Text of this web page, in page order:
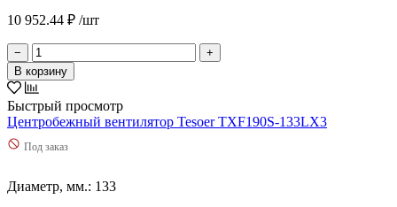
10 952.44 ₽ /шт
−
+
В корзину
Быстрый просмотр
Центробежный вентилятор Tesoer TXF190S-133LX3
Под заказ
Диаметр, мм.: 133